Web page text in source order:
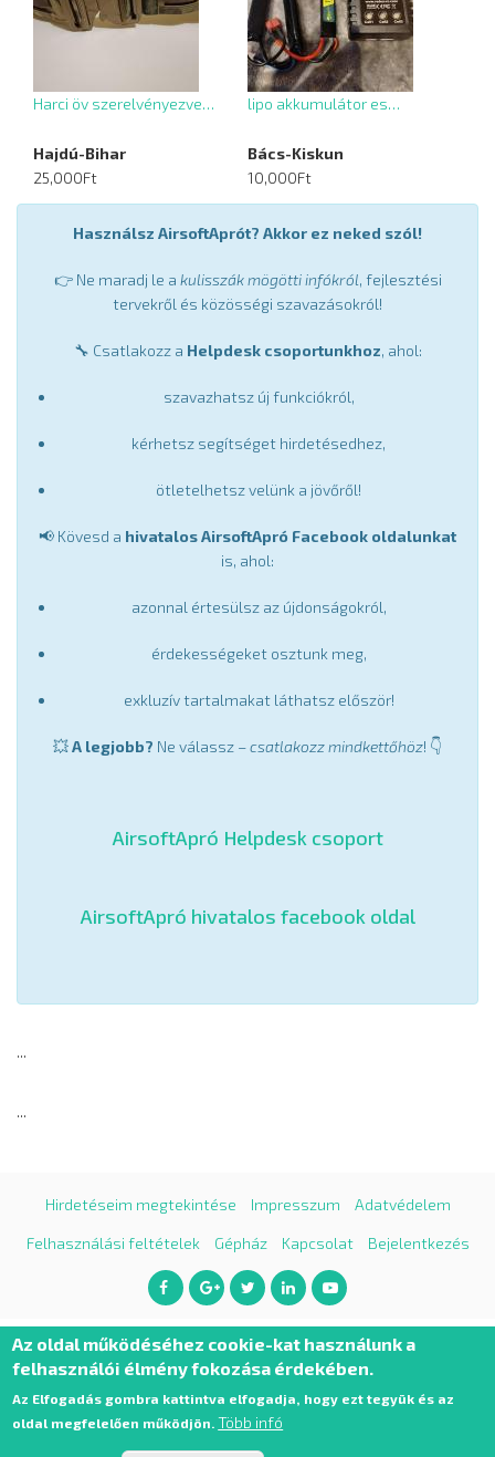
Harci öv szerelvényezve…
Hajdú-Bihar
25,000Ft
lipo akkumulátor es…
Bács-Kiskun
10,000Ft
Használsz AirsoftAprót? Akkor ez neked szól!
👉 Ne maradj le a kulisszák mögötti infókról, fejlesztési
tervekről és közösségi szavazásokról!
🔧 Csatlakozz a Helpdesk csoportunkhoz, ahol:
szavazhatsz új funkciókról,
kérhetsz segítséget hirdetésedhez,
ötletelhetsz velünk a jövőről!
📢 Kövesd a hivatalos AirsoftApró Facebook oldalunkat
is, ahol:
azonnal értesülsz az újdonságokról,
érdekességeket osztunk meg,
exkluzív tartalmakat láthatsz először!
💥A legjobb? Ne válassz –csatlakozz mindkettőhöz! 👇
AirsoftApró Helpdesk csoport
AirsoftApró hivatalos facebook oldal
...
...
Hirdetéseim megtekintése Impresszum Adatvédelem
Felhasználási feltételek Gépház Kapcsolat Bejelentkezés
Airsoftapro 2026. Minden jog fenntartva.
Az oldal működéséhez cookie-kat használunk a
felhasználói élmény fokozása érdekében.
Az Elfogadás gombra kattintva elfogadja, hogy ezt tegyük és az
oldal megfelelően működjön. Több infó